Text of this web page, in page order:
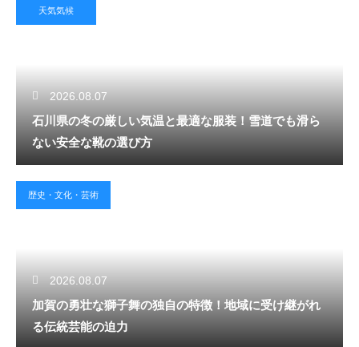
天気気候
2026.08.07
石川県の冬の厳しい気温と最適な服装！雪道でも滑ら
ない安全な靴の選び方
歴史・文化・芸術
2026.08.07
加賀の勇壮な獅子舞の独自の特徴！地域に受け継がれ
る伝統芸能の迫力